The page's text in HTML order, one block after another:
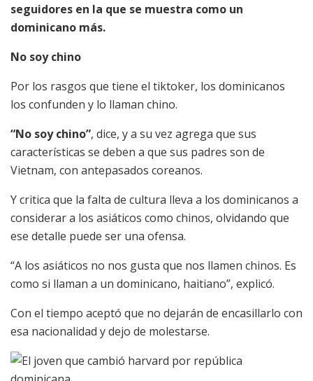
seguidores en la que se muestra como un
dominicano más.
No soy chino
Por los rasgos que tiene el tiktoker, los dominicanos
los confunden y lo llaman chino.
“No soy chino”, dice, y a su vez agrega que sus
características se deben a que sus padres son de
Vietnam, con antepasados coreanos.
Y critica que la falta de cultura lleva a los dominicanos a
considerar a los asiáticos como chinos, olvidando que
ese detalle puede ser una ofensa.
“A los asiáticos no nos gusta que nos llamen chinos. Es
como si llaman a un dominicano, haitiano”, explicó.
Con el tiempo aceptó que no dejarán de encasillarlo con
esa nacionalidad y dejo de molestarse.